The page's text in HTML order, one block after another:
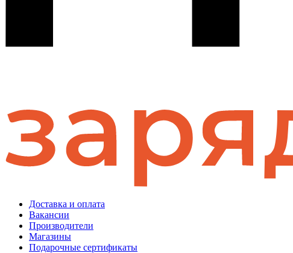
Доставка и оплата
Вакансии
Производители
Магазины
Подарочные сертификаты